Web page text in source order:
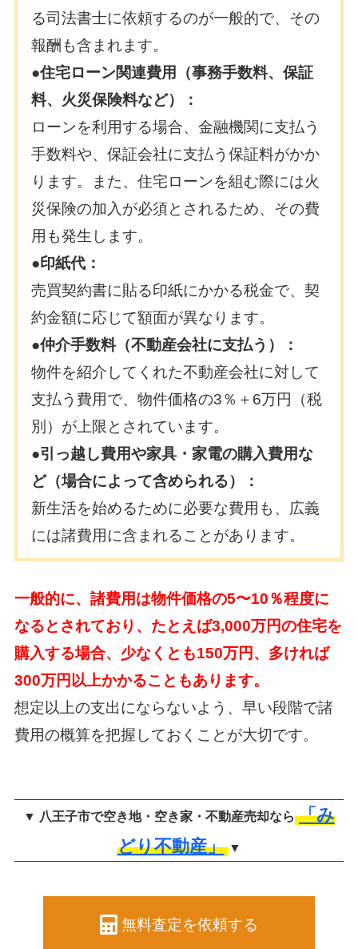
る司法書士に依頼するのが一般的で、その
報酬も含まれます。
●住宅ローン関連費用（事務手数料、保証
料、火災保険料など）：
ローンを利用する場合、金融機関に支払う
手数料や、保証会社に支払う保証料がかか
ります。また、住宅ローンを組む際には火
災保険の加入が必須とされるため、その費
用も発生します。
●印紙代：
売買契約書に貼る印紙にかかる税金で、契
約金額に応じて額面が異なります。
●仲介手数料（不動産会社に支払う）：
物件を紹介してくれた不動産会社に対して
支払う費用で、物件価格の3％＋6万円（税
別）が上限とされています。
●引っ越し費用や家具・家電の購入費用な
ど（場合によって含められる）：
新生活を始めるために必要な費用も、広義
には諸費用に含まれることがあります。
一般的に、諸費用は物件価格の5〜10％程度に
なるとされており、たとえば3,000万円の住宅を
購入する場合、少なくとも150万円、多ければ
300万円以上かかることもあります。
想定以上の支出にならないよう、早い段階で諸
費用の概算を把握しておくことが大切です。
▼ 八王子市で空き地・空き家・不動産売却なら 「み
どり不動産」 ▼
無料査定を依頼する